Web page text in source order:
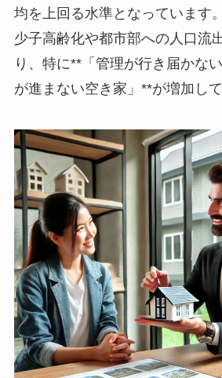
均を上回る水準となっています
少子高齢化や都市部への人口流
り、特に**「管理が行き届かな
が進まない空き家」**が増加して